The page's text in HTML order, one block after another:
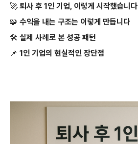
🚀 퇴사 후 1인 기업, 이렇게 시작했습니다
🧩 수익을 내는 구조는 이렇게 만듭니다
🛠 실제 사례로 본 성공 패턴
📌 1인 기업의 현실적인 장단점